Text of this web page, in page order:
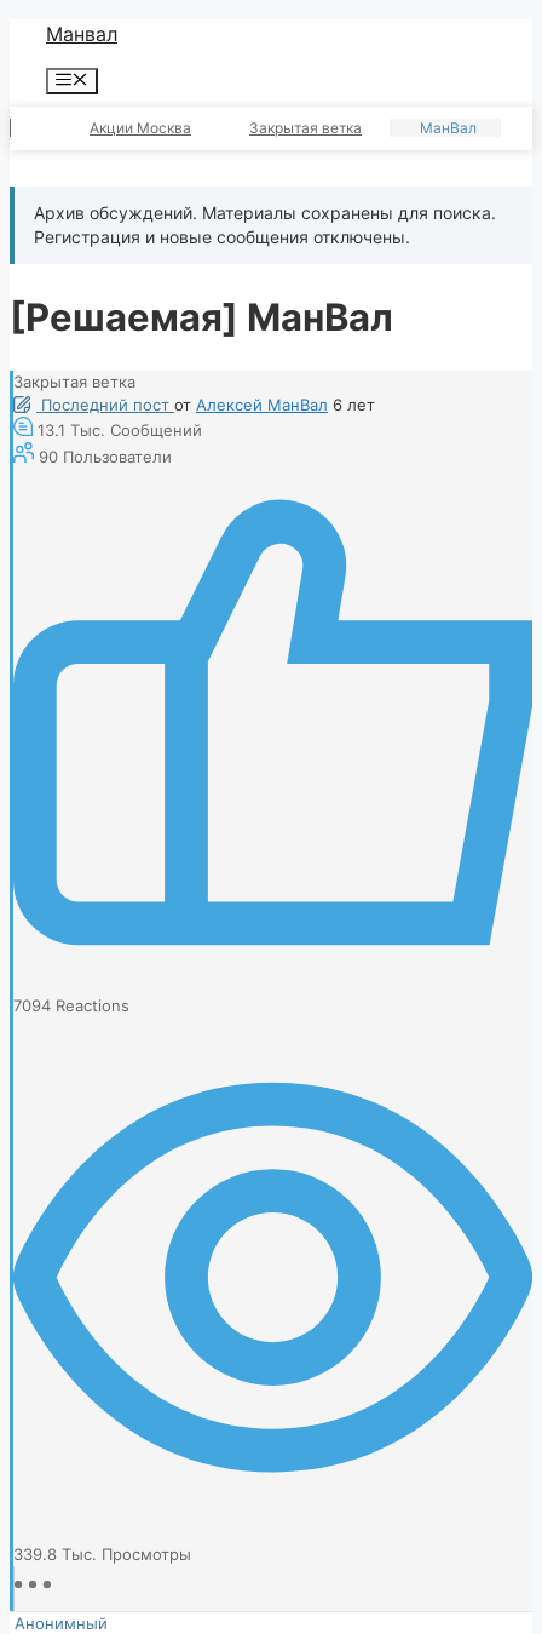
Перейти
содержимому
Манвал
Меню
Акции Москва Закрытая ветка МанВал
Архив обсуждений. Материалы сохранены для поиска.
Регистрация и новые сообщения отключены.
[Решаемая] МанВал
Закрытая ветка
Последний пост от Алексей МанВал 6 лет
13.1 Тыс. Сообщений
90 Пользователи
7094 Reactions
339.8 Тыс. Просмотры
Анонимный